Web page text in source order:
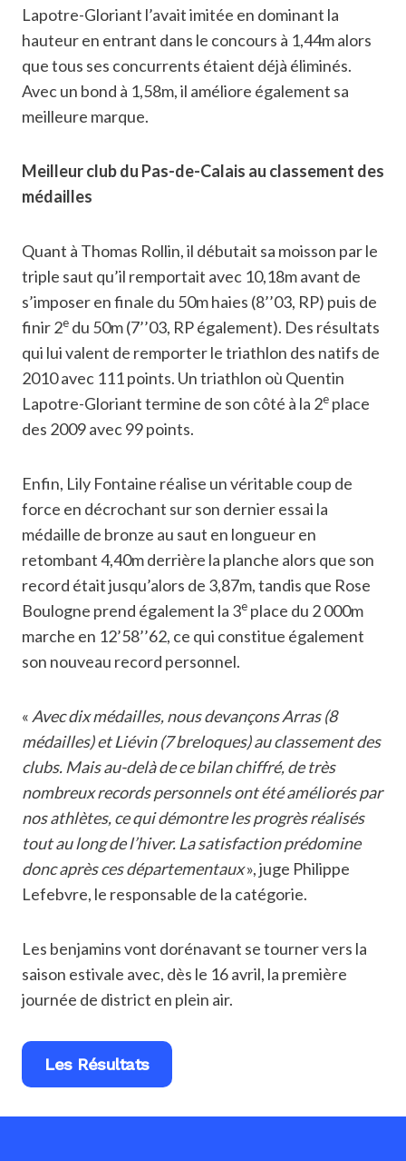
Lapotre-Gloriant l’avait imitée en dominant la
hauteur en entrant dans le concours à 1,44m alors
que tous ses concurrents étaient déjà éliminés.
Avec un bond à 1,58m, il améliore également sa
meilleure marque.
Meilleur club du Pas-de-Calais au classement des
médailles
Quant à Thomas Rollin, il débutait sa moisson par le
triple saut qu’il remportait avec 10,18m avant de
s’imposer en finale du 50m haies (8’’03, RP) puis de
finir 2e du 50m (7’’03, RP également). Des résultats
qui lui valent de remporter le triathlon des natifs de
2010 avec 111 points. Un triathlon où Quentin
Lapotre-Gloriant termine de son côté à la 2e place
des 2009 avec 99 points.
Enfin, Lily Fontaine réalise un véritable coup de
force en décrochant sur son dernier essai la
médaille de bronze au saut en longueur en
retombant 4,40m derrière la planche alors que son
record était jusqu’alors de 3,87m, tandis que Rose
Boulogne prend également la 3e place du 2 000m
marche en 12’58’’62, ce qui constitue également
son nouveau record personnel.
« Avec dix médailles, nous devançons Arras (8
médailles) et Liévin (7 breloques) au classement des
clubs. Mais au-delà de ce bilan chiffré, de très
nombreux records personnels ont été améliorés par
nos athlètes, ce qui démontre les progrès réalisés
tout au long de l’hiver. La satisfaction prédomine
donc après ces départementaux», juge Philippe
Lefebvre, le responsable de la catégorie.
Les benjamins vont dorénavant se tourner vers la
saison estivale avec, dès le 16 avril, la première
journée de district en plein air.
Les Résultats